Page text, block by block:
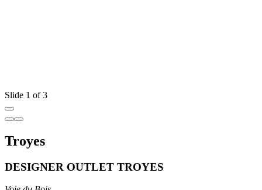
Slide 1 of 3
Troyes
DESIGNER OUTLET TROYES